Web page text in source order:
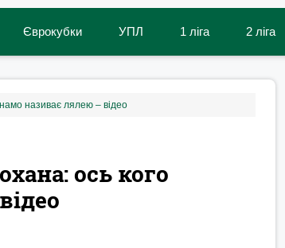
Єврокубки УПЛ 1 ліга 2 ліга
називає лялею – відео
ось кого